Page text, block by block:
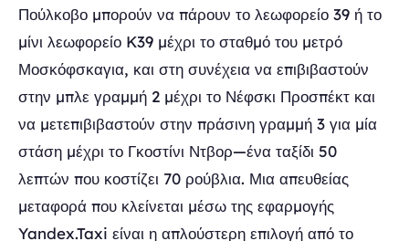
Πούλκοβο μπορούν να πάρουν το λεωφορείο 39 ή το
μίνι λεωφορείο K39 μέχρι το σταθμό του μετρό
Μοσκόφσκαγια, και στη συνέχεια να επιβιβαστούν
στην μπλε γραμμή 2 μέχρι το Νέφσκι Προσπέκτ και
να μετεπιβιβαστούν στην πράσινη γραμμή 3 για μία
στάση μέχρι το Γκοστίνι Ντβορ—ένα ταξίδι 50
λεπτών που κοστίζει 70 ρούβλια. Μια απευθείας
μεταφορά που κλείνεται μέσω της εφαρμογής
Yandex.Taxi είναι η απλούστερη επιλογή από το